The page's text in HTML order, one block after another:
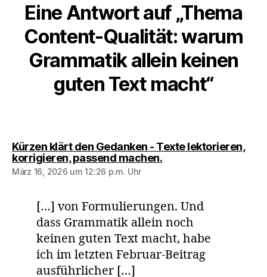
Eine Antwort auf „Thema
Content-Qualität: warum
Grammatik allein keinen
guten Text macht“
Kürzen klärt den Gedanken - Texte lektorieren,
korrigieren, passend machen.sagt:
März 16, 2026 um 12:26 p.m. Uhr
[…] von Formulierungen. Und
dass Grammatik allein noch
keinen guten Text macht, habe
ich im letzten Februar-Beitrag
ausführlicher […]